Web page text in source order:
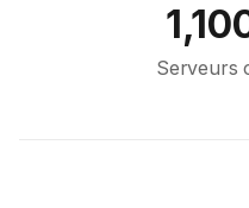
Serveurs